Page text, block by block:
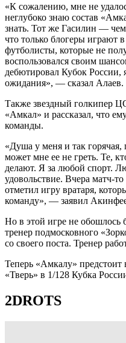
«К сожалению, мне не
неглубоко знаю состав
знать. Тот же Гасилин —
что только блогеры играют
футболисты, которые не
воспользовался своим
дебютировал Кубок России,
ожидания», — сказал Алаев.
Также звездный голкипер
«Амкал» и рассказал, что
команды.
«Душа у меня и так
может мне ее не греть. Те,
делают. Я за любой спорт.
удовольствие. Вчера матч-
отметил игру вратаря,
команду», — заявил
Но в этой игре не обошлось
тренер подмосковного
со своего поста. Тренер
Теперь «Амкалу»
«Тверь» в 1/128 Кубка
2DROTS